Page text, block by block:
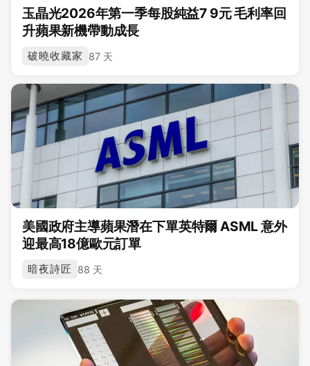
玉晶光2026年第一季每股純益7 9元 毛利率回
升蘋果新機帶動成長
破曉收藏家 87 天
美國政府主導蘋果潛在下單英特爾 ASML 意外
迎最高18億歐元訂單
暗夜詩匠 88 天